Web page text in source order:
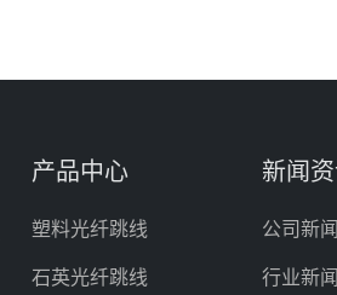
产品中心
塑料光纤跳线
石英光纤跳线
新闻
公司新闻
行业新闻